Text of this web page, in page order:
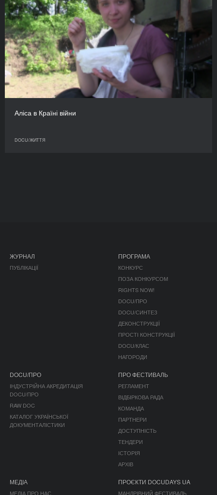
Аліса в Країні війни
DOCU/ЖИТТЯ
ЖУРНАЛ
ПУБЛІКАЦІЇ
ПРОГРАМА
КОНКУРС
ПОЗА КОНКУРСОМ
RIGHTS NOW!
DOCU/ПРО
DOCU/СИНТЕЗ
ДЕКОНСТРУКЦІЇ
ПРОСТІ КОНСТРУКЦІЇ
DOCU/КЛАС
НАГОРОДИ
DOCU/ПРО
ІНДУСТРІЙНА АКРЕДИТАЦІЯ
DOCU/ПРО
RAW DOC
КАТАЛОГ УКРАЇНСЬКОЇ
ДОКУМЕНТАЛІСТИКИ
ПРО ФЕСТИВАЛЬ
РЕГЛАМЕНТ
ВІДБІРКОВА РАДА
КОМАНДА
ПАРТНЕРИ
ДОСТУПНІСТЬ
ТЕНДЕРИ
ІСТОРІЯ
АРХІВ
МЕДІА
МЕДІА ПРО НАС
ПРОЄКТИ DOCUDAYS UA
МАНДРІВНИЙ ФЕСТИВАЛЬ